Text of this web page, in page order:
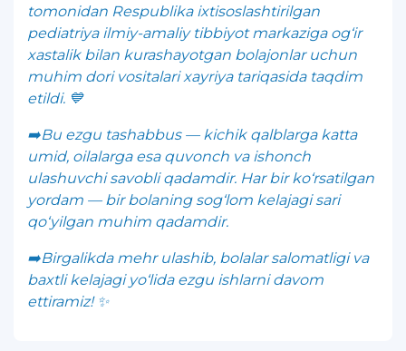
tomonidan Respublika ixtisoslashtirilgan
pediatriya ilmiy-amaliy tibbiyot markaziga og‘ir
xastalik bilan kurashayotgan bolajonlar uchun
muhim dori vositalari xayriya tariqasida taqdim
etildi. 💙
➡️Bu ezgu tashabbus — kichik qalblarga katta
umid, oilalarga esa quvonch va ishonch
ulashuvchi savobli qadamdir. Har bir ko‘rsatilgan
yordam — bir bolaning sog‘lom kelajagi sari
qo‘yilgan muhim qadamdir.
➡️Birgalikda mehr ulashib, bolalar salomatligi va
baxtli kelajagi yo‘lida ezgu ishlarni davom
ettiramiz! ✨